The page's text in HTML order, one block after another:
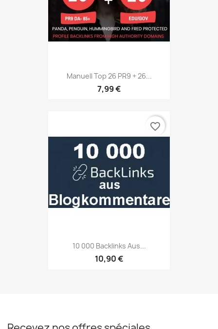
Manuell Top 26 PR9 + 26...
7,99 €
10 000 Backlinks Aus...
10,90 €
favorite_border